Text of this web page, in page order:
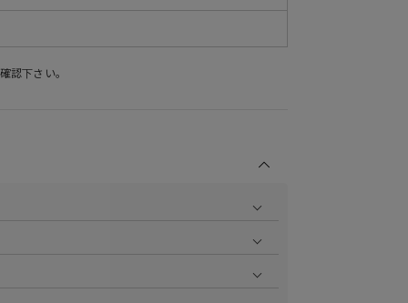
確認下さい。